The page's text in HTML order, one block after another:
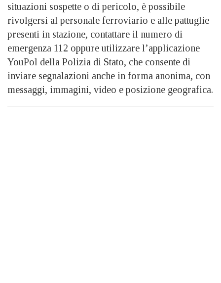
situazioni sospette o di pericolo, è possibile
rivolgersi al personale ferroviario e alle pattuglie
presenti in stazione, contattare il numero di
emergenza 112 oppure utilizzare l’applicazione
YouPol della Polizia di Stato, che consente di
inviare segnalazioni anche in forma anonima, con
messaggi, immagini, video e posizione geografica.